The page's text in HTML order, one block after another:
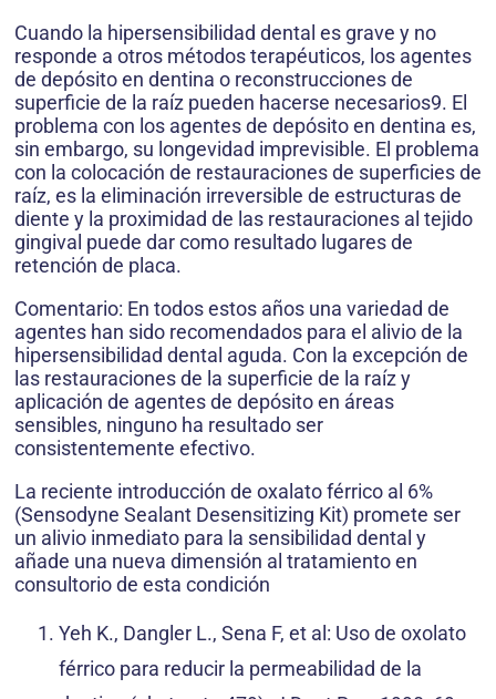
Cuando la hipersensibilidad dental es grave y no
responde a otros métodos terapéuticos, los agentes
de depósito en dentina o reconstrucciones de
superficie de la raíz pueden hacerse necesarios9. El
problema con los agentes de depósito en dentina es,
sin embargo, su longevidad imprevisible. El problema
con la colocación de restauraciones de superficies de
raíz, es la eliminación irreversible de estructuras de
diente y la proximidad de las restauraciones al tejido
gingival puede dar como resultado lugares de
retención de placa.
Comentario: En todos estos años una variedad de
agentes han sido recomendados para el alivio de la
hipersensibilidad dental aguda. Con la excepción de
las restauraciones de la superficie de la raíz y
aplicación de agentes de depósito en áreas
sensibles, ninguno ha resultado ser
consistentemente efectivo.
La reciente introducción de oxalato férrico al 6%
(Sensodyne Sealant Desensitizing Kit) promete ser
un alivio inmediato para la sensibilidad dental y
añade una nueva dimensión al tratamiento en
consultorio de esta condición
Yeh K., Dangler L., Sena F, et al: Uso de oxolato
férrico para reducir la permeabilidad de la